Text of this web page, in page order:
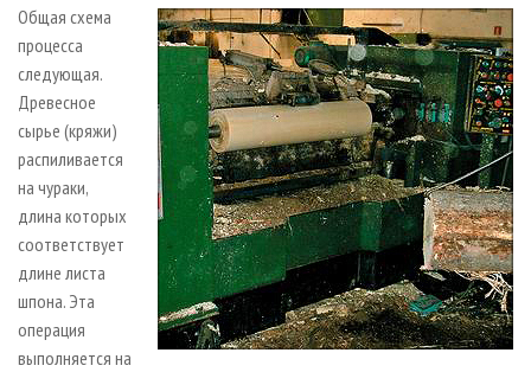
ЦБП
ИНСТРУМЕНТ И МАТЕРИАЛЫ
ГАЗЕТА ЛЕСПРОМФОРУМ
БИБЛИОТЕКА СПЕЦИАЛИСТА
Общая схема
процесса
следующая.
Древесное
сырье (кряжи)
распиливается
на чураки,
длина которых
соответствует
длине листа
шпона. Эта
операция
выполняется на